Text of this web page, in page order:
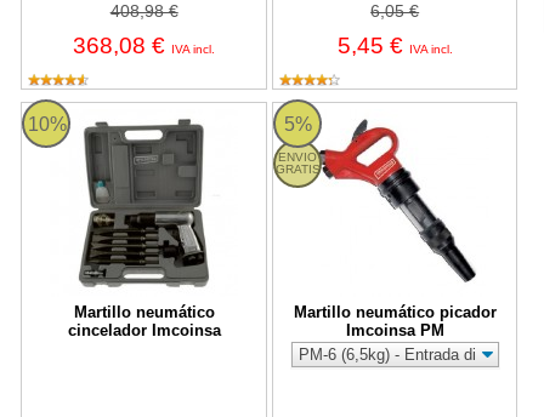
408,98 €
368,08 € IVA incl.
6,05 €
5,45 € IVA incl.
10%
Martillo neumático
cincelador Imcoinsa
Martillo neumático cincelador Imcoinsa
5%
ENVIO
GRATIS
Martillo neumático picador
Imcoinsa PM
Martillo neumático picador